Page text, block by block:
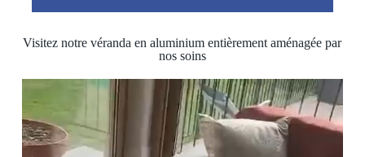
Visitez notre véranda en aluminium entièrement aménagée par
nos soins